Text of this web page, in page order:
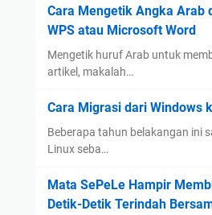
Cara Mengetik Angka Arab
WPS atau Microsoft Word
Mengetik huruf Arab untuk
artikel, makalah…
Cara Migrasi dari Windows
Beberapa tahun belakangan ini
Linux seba…
Mata SePeLe Hampir
Detik-Detik Terindah